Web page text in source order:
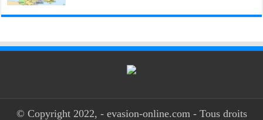
© Copyright 2022, - evasion-online.com - Tous droits